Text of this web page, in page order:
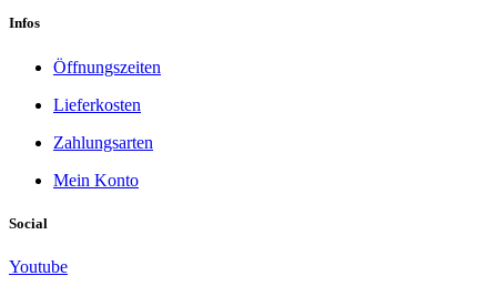
Infos
Öffnungszeiten
Lieferkosten
Zahlungsarten
Mein Konto
Social
Youtube